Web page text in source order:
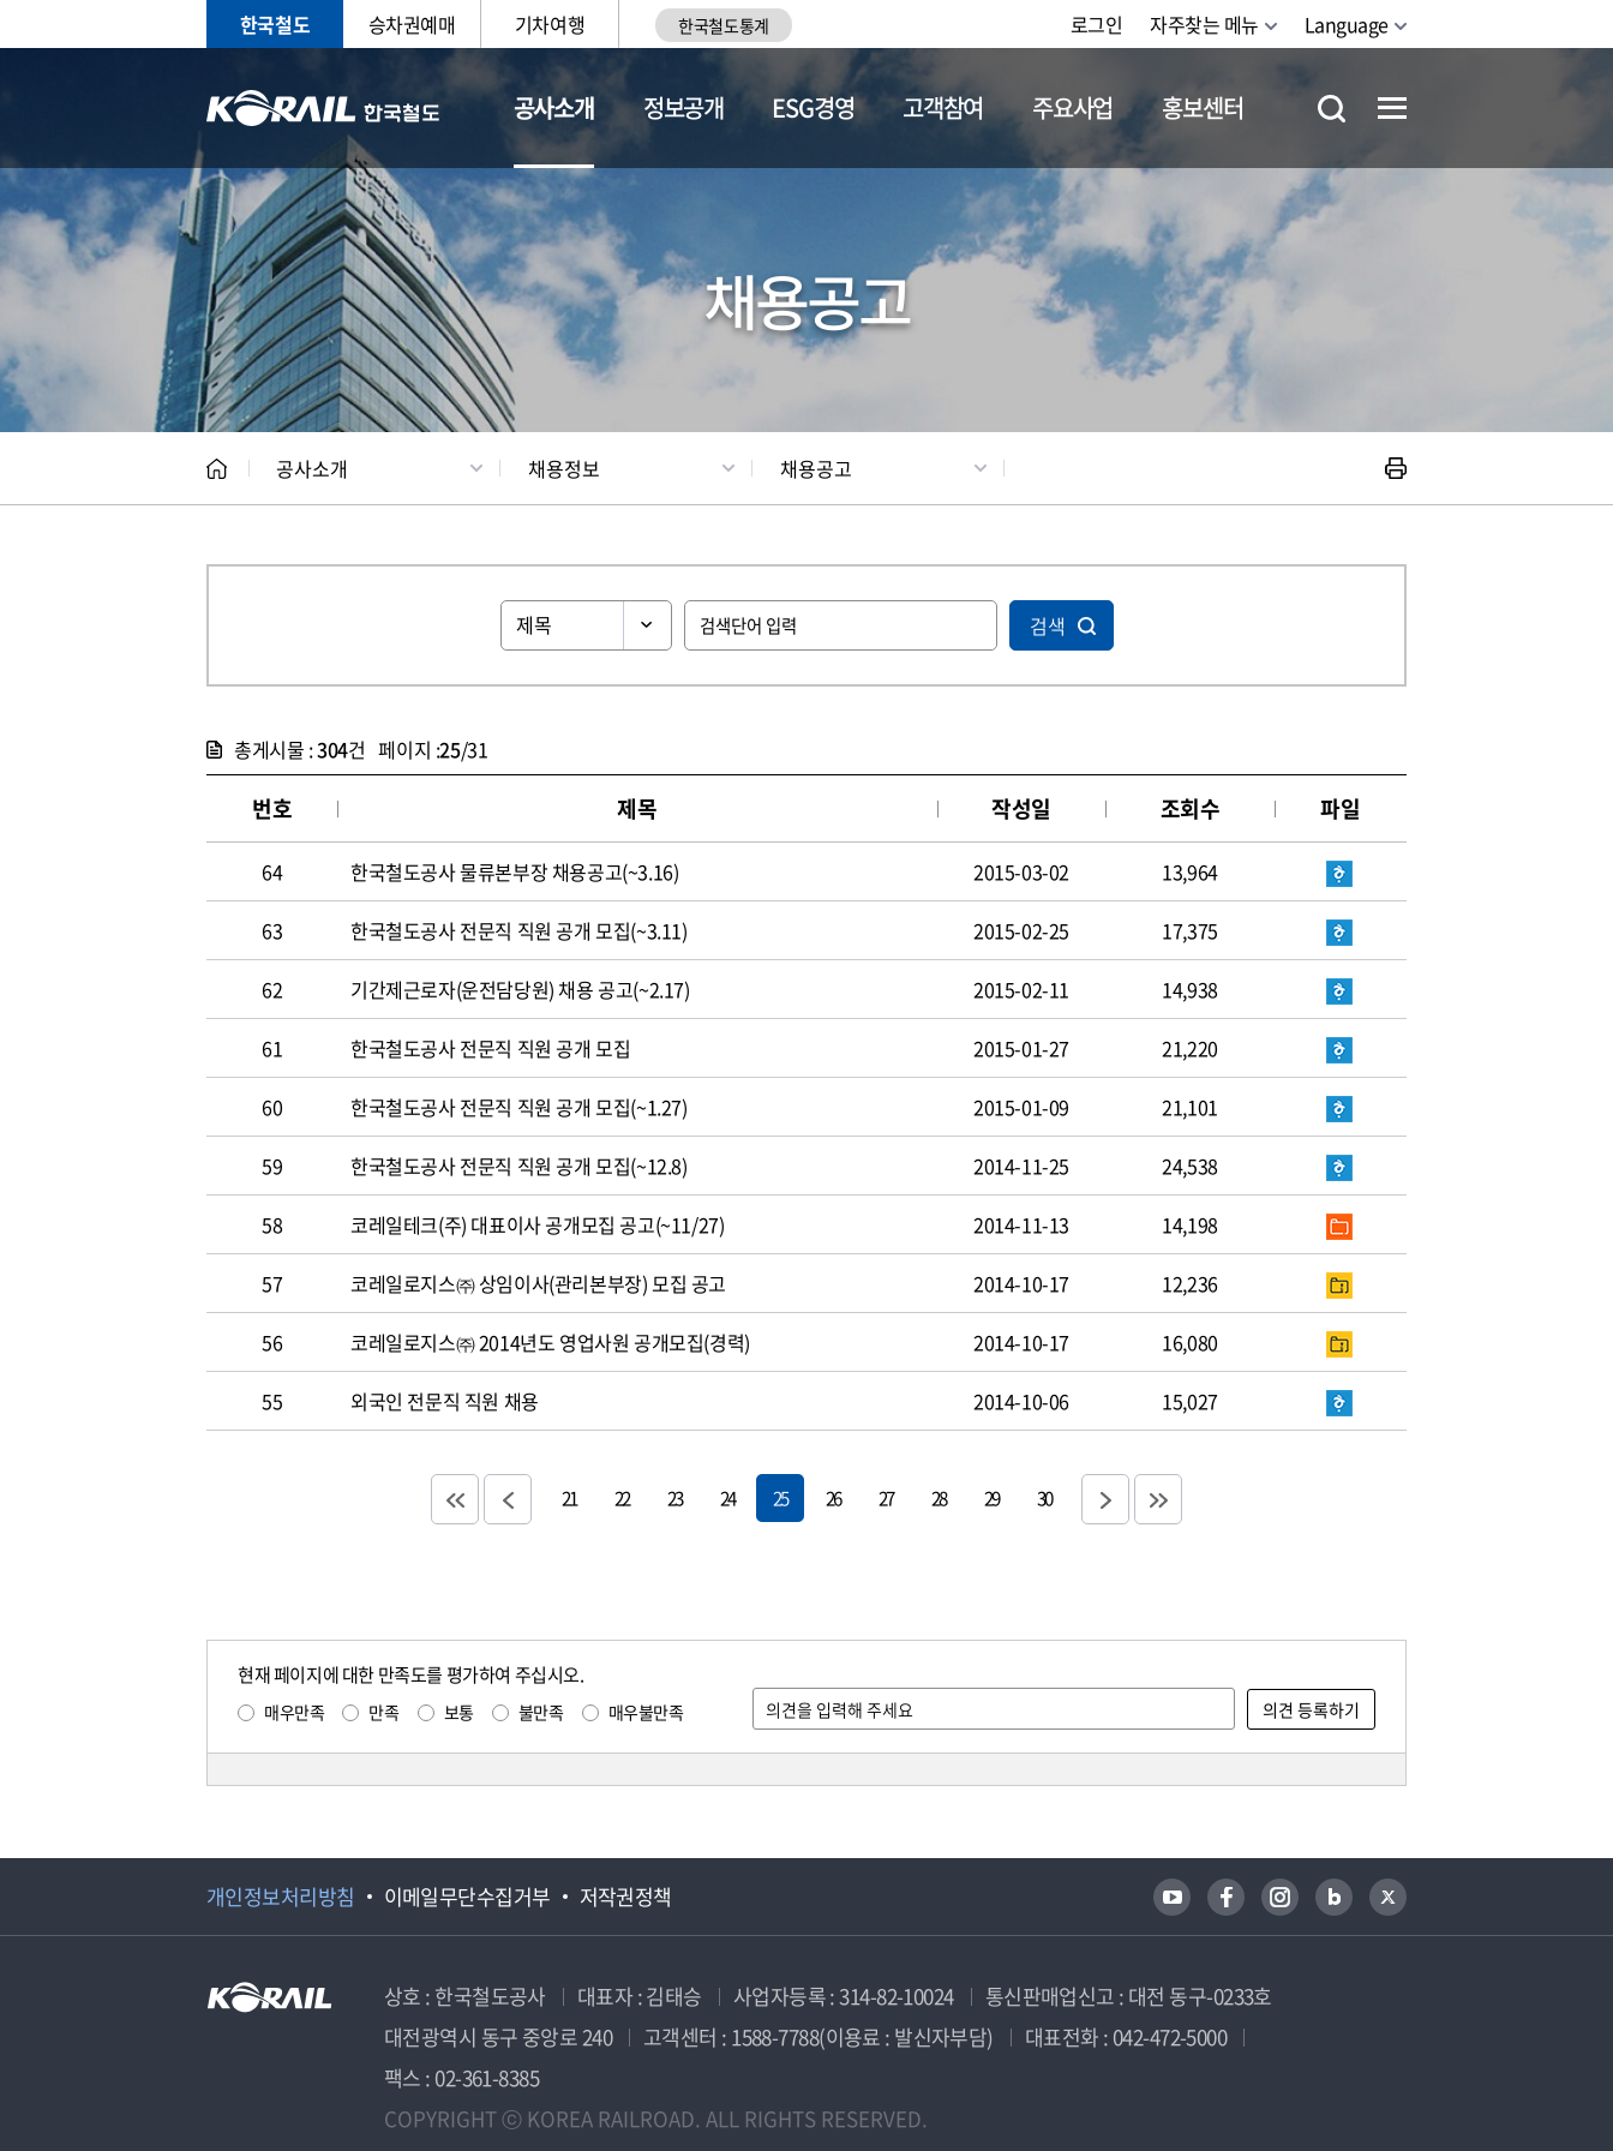
한국철도 승차권예매 기차여행 한국철도통계 로그인 자주찾는 메뉴 Language
공사소개
CEO 일반현황 채용정보
정보공개 ESG경영 고객참여 주요사업 홍보센터
채용공고
공사소개 채용정보 채용공고
검색
총게시물 :304건 페이지 :25/31
번호 제목 작성일 조회수 파일
64 한국철도공사 물류본부장 채용공고(~3.16) 2015-03-02 13,964
63 한국철도공사 전문직 직원 공개 모집(~3.11) 2015-02-25 17,375
62 기간제근로자(운전담당원) 채용 공고(~2.17) 2015-02-11 14,938
61 한국철도공사 전문직 직원 공개 모집 2015-01-27 21,220
60 한국철도공사 전문직 직원 공개 모집(~1.27) 2015-01-09 21,101
59 한국철도공사 전문직 직원 공개 모집(~12.8) 2014-11-25 24,538
58 코레일테크(주) 대표이사 공개모집 공고(~11/27) 2014-11-13 14,198
57 코레일로지스㈜ 상임이사(관리본부장) 모집 공고 2014-10-17 12,236
56 코레일로지스㈜ 2014년도 영업사원 공개모집(경력) 2014-10-17 16,080
55 외국인 전문직 직원 채용 2014-10-06 15,027
21 22 23 24 25 26 27 28 29 30
현재 페이지에 대한 만족도를 평가하여 주십시오.
매우만족 만족 보통 불만족 매우불만족
개인정보처리방침 이메일무단수집거부 저작권정책
상호 : 한국철도공사 대표자 : 김태승 사업자등록 : 314-82-10024
통신판매업신고 : 대전 동구-0233호
대전광역시 동구 중앙로 240
고객센터 : 1588-7788(이용료 : 발신자부담)
대표전화 : 042-472-5000
팩스 : 02-361-8385
COPYRIGHT ⓒ KOREA RAILROAD. ALL RIGHTS RESERVED.